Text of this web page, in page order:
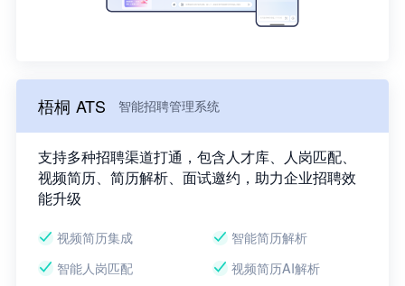
梧桐 ATS 智能招聘管理系统
支持多种招聘渠道打通，包含人才库、人岗匹配、
视频简历、简历解析、面试邀约，助力企业招聘效
能升级
视频简历集成
智能简历解析
智能人岗匹配
视频简历AI解析